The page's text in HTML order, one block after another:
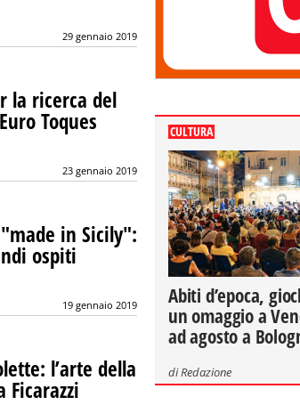
29 gennaio 2019
la ricerca del
Toques
23 gennaio 2019
in Sicily":
ospiti
19 gennaio 2019
l’arte della
CULTURA
Abiti d’epoca,
un omaggio a
ad agosto a
diRedazione